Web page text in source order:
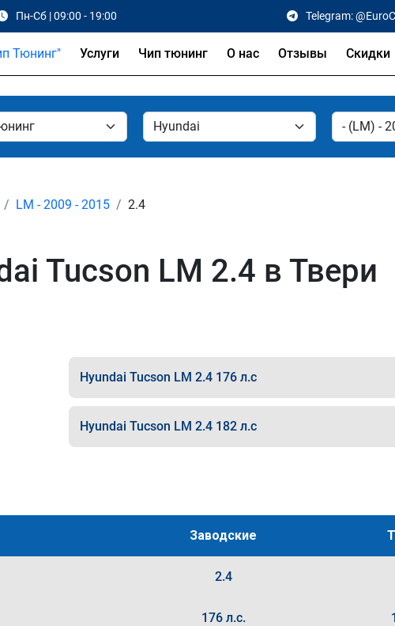
Пн-Сб | 09:00 - 19:00 Telegram:
Услуги Чип тюнинг О нас Отзывы Скидки
LM - 2009 - 2015 2.4
Tucson LM 2.4 в Твери
Hyundai Tucson LM 2.4 176 л.с
Hyundai Tucson LM 2.4 182 л.с
Заводские
2.4
176 л.с.